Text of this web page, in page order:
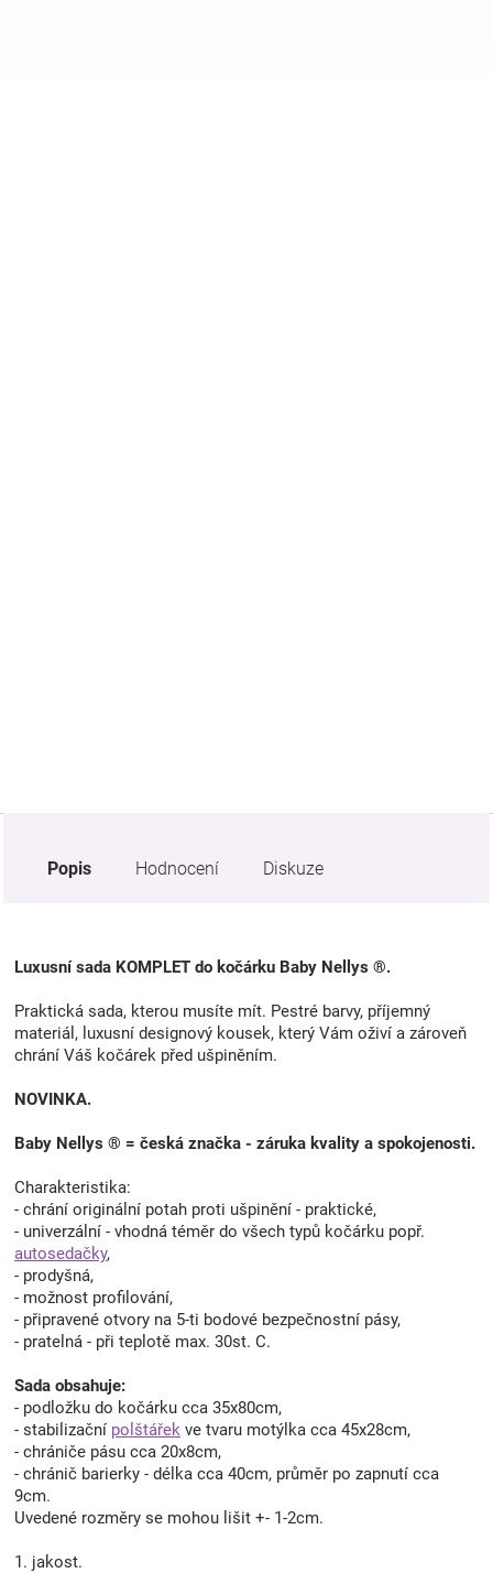
Popis Hodnocení Diskuze
Luxusní sada KOMPLET do kočárku Baby Nellys ®.
Praktická sada, kterou musíte mít. Pestré barvy, příjemný
materiál, luxusní designový kousek, který Vám oživí a zároveň
chrání Váš kočárek před ušpiněním.
NOVINKA.
Baby Nellys ® = česká značka - záruka kvality a spokojenosti.
Charakteristika:
- chrání originální potah proti ušpinění - praktické,
- univerzální - vhodná téměr do všech typů kočárku popř.
autosedačky,
- prodyšná,
- možnost profilování,
- připravené otvory na 5-ti bodové bezpečnostní pásy,
- pratelná - při teplotě max. 30st. C.
Sada obsahuje:
- podložku do kočárku cca 35x80cm,
- stabilizační polštářek ve tvaru motýlka cca 45x28cm,
- chrániče pásu cca 20x8cm,
- chránič barierky - délka cca 40cm, průměr po zapnutí cca
9cm.
Uvedené rozměry se mohou lišit +- 1-2cm.
1. jakost.